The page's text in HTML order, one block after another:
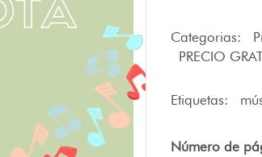
Categorias:
PRECIO
Etiquetas:
Número de